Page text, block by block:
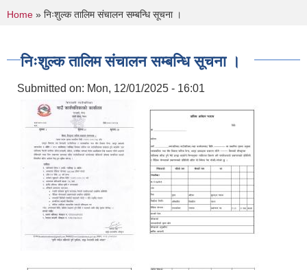
You are here
Home » निःशुल्क तालिम संचालन सम्बन्धि सूचना ।
निःशुल्क तालिम संचालन सम्बन्धि सूचना ।
Submitted on: Mon, 12/01/2025 - 16:01